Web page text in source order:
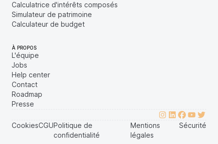
Calculatrice d'intérêts composés
Simulateur de patrimoine
Calculateur de budget
À PROPOS
L'équipe
Jobs
Help center
Contact
Roadmap
Presse
CookiesCGUPolitique de
confidentialité
Mentions
légales
Sécurité